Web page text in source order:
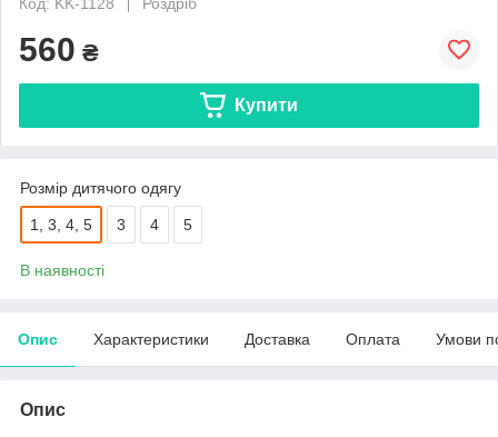
560 ₴
Купити
Розмір дитячого одягу
1, 3, 4, 5 3 4 5
В наявності
Опис Характеристики Доставка Оплата Умови
Опис